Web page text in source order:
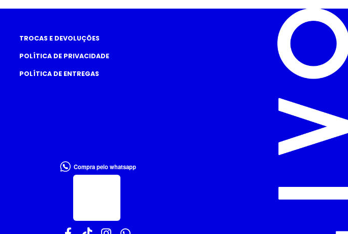
TROCAS E DEVOLUÇÕES
POLÍTICA DE PRIVACIDADE
POLÍTICA DE ENTREGAS
Compra pelo whatsapp